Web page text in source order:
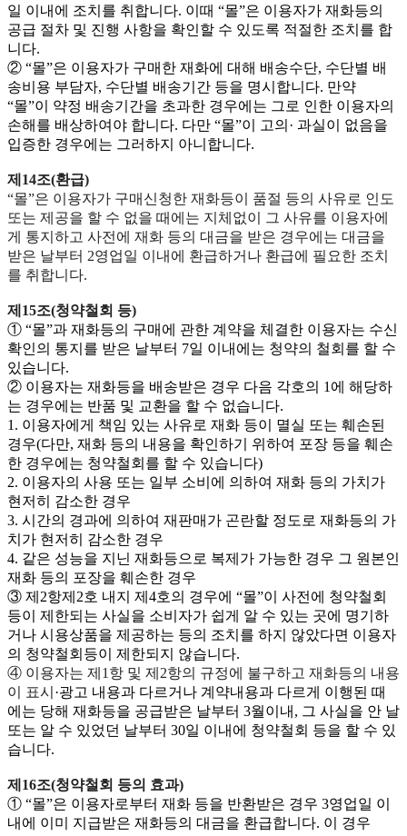
일 이내에 조치를 취합니다. 이때 “몰”은 이용자가 재화등의
공급 절차 및 진행 사항을 확인할 수 있도록 적절한 조치를 합
니다.
② “몰”은 이용자가 구매한 재화에 대해 배송수단, 수단별 배
송비용 부담자, 수단별 배송기간 등을 명시합니다. 만약
“몰”이 약정 배송기간을 초과한 경우에는 그로 인한 이용자의
손해를 배상하여야 합니다. 다만 “몰”이 고의· 과실이 없음을
입증한 경우에는 그러하지 아니합니다.
제14조(환급)
“몰”은 이용자가 구매신청한 재화등이 품절 등의 사유로 인도
또는 제공을 할 수 없을 때에는 지체없이 그 사유를 이용자에
게 통지하고 사전에 재화 등의 대금을 받은 경우에는 대금을
받은 날부터 2영업일 이내에 환급하거나 환급에 필요한 조치
를 취합니다.
제15조(청약철회 등)
① “몰”과 재화등의 구매에 관한 계약을 체결한 이용자는 수신
확인의 통지를 받은 날부터 7일 이내에는 청약의 철회를 할 수
있습니다.
② 이용자는 재화등을 배송받은 경우 다음 각호의 1에 해당하
는 경우에는 반품 및 교환을 할 수 없습니다.
1. 이용자에게 책임 있는 사유로 재화 등이 멸실 또는 훼손된
경우(다만, 재화 등의 내용을 확인하기 위하여 포장 등을 훼손
한 경우에는 청약철회를 할 수 있습니다)
2. 이용자의 사용 또는 일부 소비에 의하여 재화 등의 가치가
현저히 감소한 경우
3. 시간의 경과에 의하여 재판매가 곤란할 정도로 재화등의 가
치가 현저히 감소한 경우
4. 같은 성능을 지닌 재화등으로 복제가 가능한 경우 그 원본인
재화 등의 포장을 훼손한 경우
③ 제2항제2호 내지 제4호의 경우에 “몰”이 사전에 청약철회
등이 제한되는 사실을 소비자가 쉽게 알 수 있는 곳에 명기하
거나 시용상품을 제공하는 등의 조치를 하지 않았다면 이용자
의 청약철회등이 제한되지 않습니다.
④ 이용자는 제1항 및 제2항의 규정에 불구하고 재화등의 내용
이 표시 ·광고 내용과 다르거나 계약내용과 다르게 이행된 때
에는 당해 재화등을 공급받은 날부터 3월이내, 그 사실을 안 날
또는 알 수 있었던 날부터 30일 이내에 청약철회 등을 할 수 있
습니다.
제16조(청약철회 등의 효과)
① “몰”은 이용자로부터 재화 등을 반환받은 경우 3영업일 이
내에 이미 지급받은 재화등의 대금을 환급합니다. 이 경우